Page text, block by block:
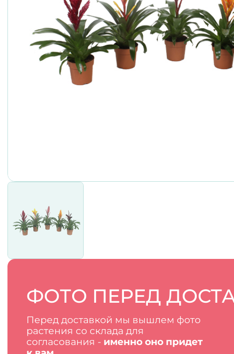
ФОТО ПЕРЕД
Перед доставкой мы вышлем фото
растения со склада для
согласования - именно оно придет